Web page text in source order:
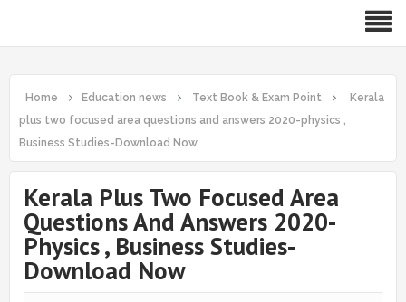
Home Education news Text Book & Exam Point
Kerala
plus two focused area questions and answers 2020-physics ,
Business Studies-Download Now
Kerala Plus Two Focused Area
Questions And Answers 2020-
Physics , Business Studies-
Download Now